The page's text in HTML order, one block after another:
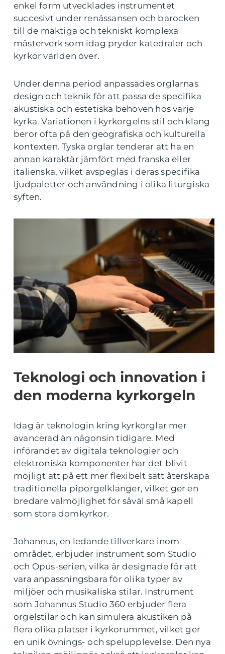
enkel form utvecklades instrumentet
succesivt under renässansen och barocken
till de mäktiga och tekniskt komplexa
mästerverk som idag pryder katedraler och
kyrkor världen över.
Under denna period anpassades orglarnas
design och teknik för att passa de specifika
akustiska och estetiska behoven hos varje
kyrka. Variationen i kyrkorgelns stil och klang
beror ofta på den geografiska och kulturella
kontexten. Tyska orglar tenderar att ha en
annan karaktär jämfört med franska eller
italienska, vilket avspeglas i deras specifika
ljudpaletter och användning i olika liturgiska
syften.
Teknologi och innovation i
den moderna kyrkorgeln
Idag är teknologin kring kyrkorglar mer
avancerad än någonsin tidigare. Med
införandet av digitala teknologier och
elektroniska komponenter har det blivit
möjligt att på ett mer flexibelt sätt återskapa
traditionella piporgelklanger, vilket ger en
bredare valmöjlighet för såväl små kapell
som stora domkyrkor.
Johannus, en ledande tillverkare inom
området, erbjuder instrument som Studio
och Opus-serien, vilka är designade för att
vara anpassningsbara för olika typer av
miljöer och musikaliska stilar. Instrument
som Johannus Studio 360 erbjuder flera
orgelstilar och kan simulera akustiken på
flera olika platser i kyrkorummet, vilket ger
en unik övnings- och spelupplevelse. Den nya